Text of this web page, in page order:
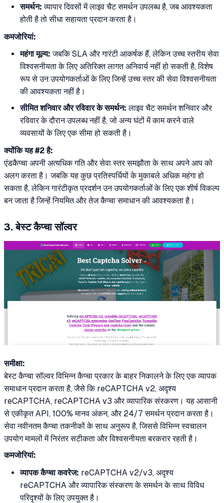
समर्थन: व्यापार दिवसों में लाइव चैट समर्थन उपलब्ध है, जब आवश्यकता
होती है तो सीधा सहायता प्रदान करता है।
कमजोरियां:
महंगा मूल्य: जबकि SLA और गारंटी आकर्षक हैं, लेकिन उच्च स्तरीय सेवा
विश्वसनीयता के लिए अतिरिक्त लागत अनिवार्य नहीं हो सकती है, विशेष
रूप से उन उपयोगकर्ताओं के लिए जिन्हें उच्च स्तर की सेवा विश्वसनीयता
की आवश्यकता नहीं है।
सीमित शनिवार और रविवार के समर्थन: लाइव चैट समर्थन शनिवार और
रविवार के दौरान उपलब्ध नहीं है, जो अन्य घंटों में काम करने वाले
व्यवसायों के लिए एक सीमा हो सकती है।
क्योंकि यह #2 है:
एंडकैप्चा अपनी अत्यधिक गति और सेवा स्तर समझौता के साथ अपने आप को
अलग करता है। जबकि यह कुछ प्रतिस्पर्धियों के मुकाबले अधिक महंगा हो
सकता है, लेकिन गारंटीकृत प्रदर्शन उन उपयोगकर्ताओं के लिए एक शीर्ष विकल्प
बन जाता है जिन्हें नियमित और तेज कैप्चा समाधान की आवश्यकता है।
3. बेस्ट कैप्चा सॉल्वर
समीक्षा:
बेस्ट कैप्चा सॉल्वर विभिन्न कैप्चा प्रकार के बाहर निकालने के लिए एक व्यापक
समाधान प्रदान करता है, जैसे कि reCAPTCHA v2, अदृश्य
reCAPTCHA, reCAPTCHA v3 और व्यापारिक संस्करण। यह आसानी
से एकीकृत API, 100% मानव अंकन, और 24/7 समर्थन प्रदान करता है।
सेवा नवीनतम कैप्चा तकनीकों के साथ अनुरूप है, जिससे विभिन्न स्वचालन
उपयोग मामलों में निरंतर सटीकता और विश्वसनीयता बरकरार रहती है।
कमजोरियां:
व्यापक कैप्चा कवरेज: reCAPTCHA v2/v3, अदृश्य
reCAPTCHA और व्यापारिक संस्करण के समर्थन के साथ विविध
परिदृश्यों के लिए उपयुक्त है।